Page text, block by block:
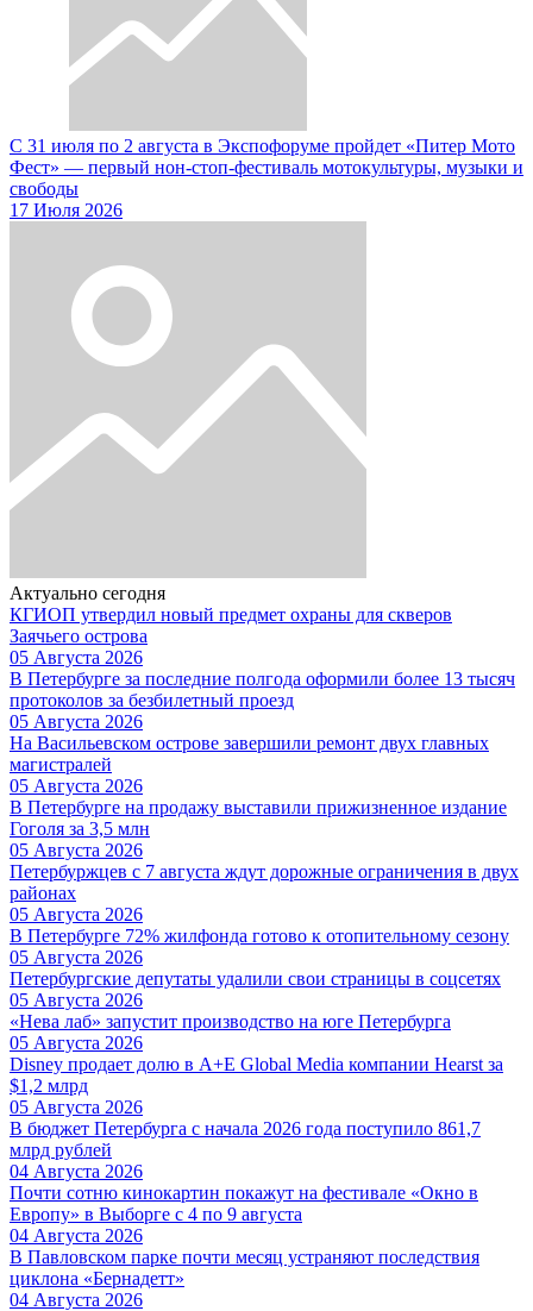
С 31 июля по 2 августа в Экспофоруме пройдет «Питер Мото
Фест» — первый нон-стоп-фестиваль мотокультуры, музыки и
свободы
17 Июля 2026
Актуально сегодня
КГИОП утвердил новый предмет охраны для скверов
Заячьего острова
05 Августа 2026
В Петербурге за последние полгода оформили более 13 тысяч
протоколов за безбилетный проезд
05 Августа 2026
На Васильевском острове завершили ремонт двух главных
магистралей
05 Августа 2026
В Петербурге на продажу выставили прижизненное издание
Гоголя за 3,5 млн
05 Августа 2026
Петербуржцев с 7 августа ждут дорожные ограничения в двух
районах
05 Августа 2026
В Петербурге 72% жилфонда готово к отопительному сезону
05 Августа 2026
Петербургские депутаты удалили свои страницы в соцсетях
05 Августа 2026
«Нева лаб» запустит производство на юге Петербурга
05 Августа 2026
Disney продает долю в A+E Global Media компании Hearst за
$1,2 млрд
05 Августа 2026
В бюджет Петербурга с начала 2026 года поступило 861,7
млрд рублей
04 Августа 2026
Почти сотню кинокартин покажут на фестивале «Окно в
Европу» в Выборге с 4 по 9 августа
04 Августа 2026
В Павловском парке почти месяц устраняют последствия
циклона «Бернадетт»
04 Августа 2026